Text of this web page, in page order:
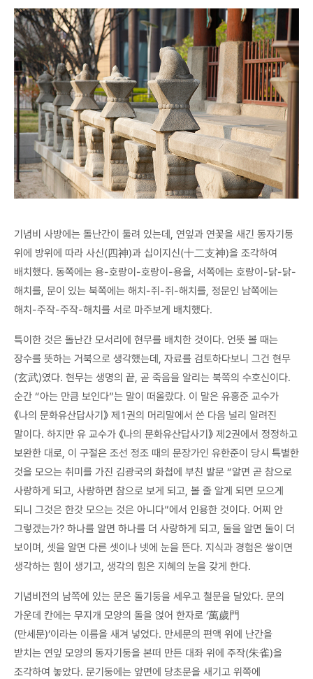
기념비 사방에는 돌난간이 둘려 있는데, 연잎과 연꽃을 새긴 동자기둥
위에 방위에 따라 사신(四神)과 십이지신(十二支神)을 조각하여
배치했다. 동쪽에는 용-호랑이-호랑이-용을, 서쪽에는 호랑이-닭-닭-
해치를, 문이 있는 북쪽에는 해치-쥐-쥐-해치를, 정문인 남쪽에는
해치-주작-주작-해치를 서로 마주보게 배치했다.
특이한 것은 돌난간 모서리에 현무를 배치한 것이다. 언뜻 볼 때는
장수를 뜻하는 거북으로 생각했는데, 자료를 검토하다보니 그건 현무
(玄武)였다. 현무는 생명의 끝, 곧 죽음을 알리는 북쪽의 수호신이다.
순간 “아는 만큼 보인다”는 말이 떠올랐다. 이 말은 유홍준 교수가
《나의 문화유산답사기》 제1권의 머리말에서 쓴 다음 널리 알려진
말이다. 하지만 유 교수가 《나의 문화유산답사기》 제2권에서 정정하고
보완한 대로, 이 구절은 조선 정조 때의 문장가인 유한준이 당시 특별한
것을 모으는 취미를 가진 김광국의 화첩에 부친 발문 “알면 곧 참으로
사랑하게 되고, 사랑하면 참으로 보게 되고, 볼 줄 알게 되면 모으게
되니 그것은 한갓 모으는 것은 아니다”에서 인용한 것이다. 어찌 안
그렇겠는가? 하나를 알면 하나를 더 사랑하게 되고, 둘을 알면 둘이 더
보이며, 셋을 알면 다른 셋이나 넷에 눈을 뜬다. 지식과 경험은 쌓이면
생각하는 힘이 생기고, 생각의 힘은 지혜의 눈을 갖게 한다.
기념비전의 남쪽에 있는 문은 돌기둥을 세우고 철문을 달았다. 문의
가운데 칸에는 무지개 모양의 돌을 얹어 한자로 ‘萬歲門
(만세문)’이라는 이름을 새겨 넣었다. 만세문의 편액 위에 난간을
받치는 연잎 모양의 동자기둥을 본떠 만든 대좌 위에 주작(朱雀)을
조각하여 놓았다. 문기둥에는 앞면에 당초문을 새기고 위쪽에